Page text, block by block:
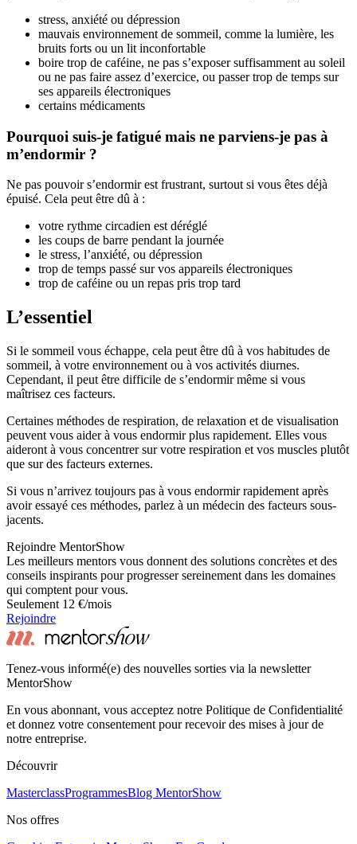
stress, anxiété ou dépression
mauvais environnement de sommeil, comme la lumière, les
bruits forts ou un lit inconfortable
boire trop de caféine, ne pas s’exposer suffisamment au soleil
ou ne pas faire assez d’exercice, ou passer trop de temps sur
ses appareils électroniques
certains médicaments
Pourquoi suis-je fatigué mais ne parviens-je pas à
m’endormir ?
Ne pas pouvoir s’endormir est frustrant, surtout si vous êtes déjà
épuisé. Cela peut être dû à :
votre rythme circadien est déréglé
les coups de barre pendant la journée
le stress, l’anxiété, ou dépression
trop de temps passé sur vos appareils électroniques
trop de caféine ou un repas pris trop tard
L’essentiel
Si le sommeil vous échappe, cela peut être dû à vos habitudes de
sommeil, à votre environnement ou à vos activités diurnes.
Cependant, il peut être difficile de s’endormir même si vous
maîtrisez ces facteurs.
Certaines méthodes de respiration, de relaxation et de visualisation
peuvent vous aider à vous endormir plus rapidement. Elles vous
aideront à vous concentrer sur votre respiration et vos muscles plutôt
que sur des facteurs externes.
Si vous n’arrivez toujours pas à vous endormir rapidement après
avoir essayé ces méthodes, parlez à un médecin des facteurs sous-
jacents.
Rejoindre MentorShow
Les meilleurs mentors vous donnent des solutions concrètes et des
conseils inspirants pour progresser sereinement dans les domaines
qui comptent pour vous.
Seulement 12 €/mois
Rejoindre
Tenez-vous informé(e) des nouvelles sorties via la newsletter
MentorShow
En vous abonnant, vous acceptez notre Politique de Confidentialité
et donnez votre consentement pour recevoir des mises à jour de
notre entreprise.
Découvrir
MasterclassProgrammesBlog MentorShow
Nos offres